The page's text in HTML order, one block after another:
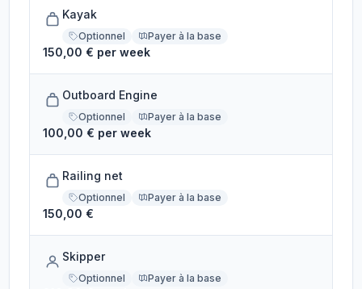
Kayak
Optionnel Payer à la base
150,00 € per week
Outboard Engine
Optionnel Payer à la base
100,00 € per week
Railing net
Optionnel Payer à la base
150,00 €
Skipper
Optionnel Payer à la base